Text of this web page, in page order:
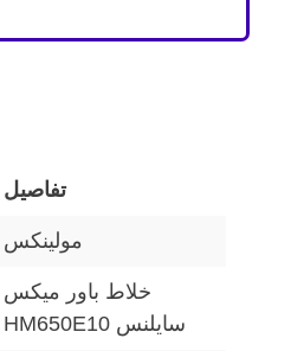
تفاصيل
مولينكس
خلاط باور ميكس
سايلنس HM650E10